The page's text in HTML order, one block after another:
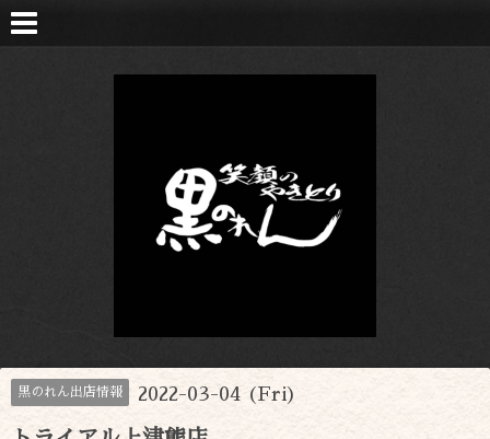
黒のれん出店情報 2022-03-04 (Fri)